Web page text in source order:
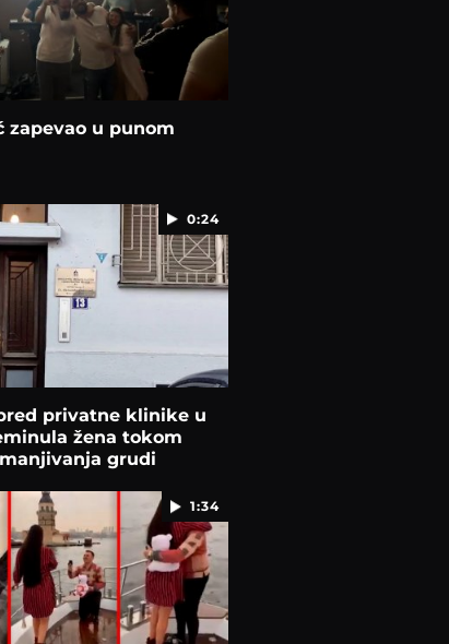
zapevao u punom
0:24
privatne klinike u
žena tokom
grudi
1:34